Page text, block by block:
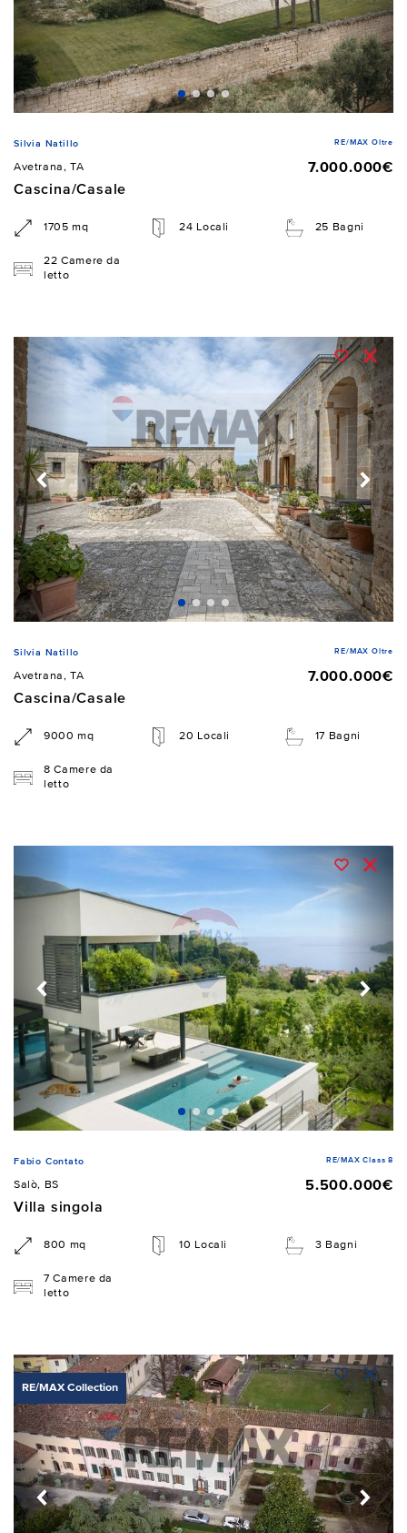
Silvia Natillo RE/MAX Oltre
Avetrana, TA
7.000.000€
Cascina/Casale
1705 mq 24 Locali 25 Bagni
22 Camere da
letto
Silvia Natillo RE/MAX Oltre
Avetrana, TA
7.000.000€
Cascina/Casale
9000 mq 20 Locali 17 Bagni
8 Camere da
letto
Fabio Contato RE/MAX Class 8
Salò, BS
5.500.000€
Villa singola
800 mq 10 Locali 3 Bagni
7 Camere da
letto
RE/MAX Collection